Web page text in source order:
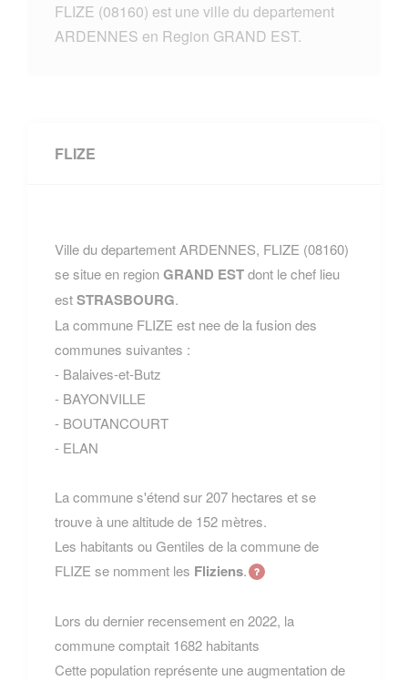
FLIZE (08160) est une ville du departement
ARDENNES en Region GRAND EST.
FLIZE
Ville du departement ARDENNES, FLIZE (08160)
se situe en regionGRAND ESTdont le chef lieu
estSTRASBOURG.
La commune FLIZE est nee de la fusion des
communes suivantes :
- Balaives-et-Butz
- BAYONVILLE
- BOUTANCOURT
- ELAN
La commune s'étend sur 207 hectares et se
trouve à une altitude de 152 mètres.
Les habitants ou Gentiles de la commune de
FLIZE se nomment les Fliziens.
Lors du dernier recensement en 2022, la
commune comptait 1682 habitants
Cette population représente une augmentation de